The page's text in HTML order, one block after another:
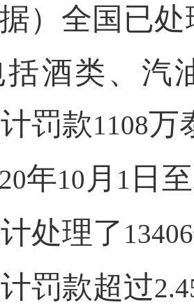
）全国已处
酒类、汽
罚款1108万
年10 月 1 日至
处理了 13406
款超过